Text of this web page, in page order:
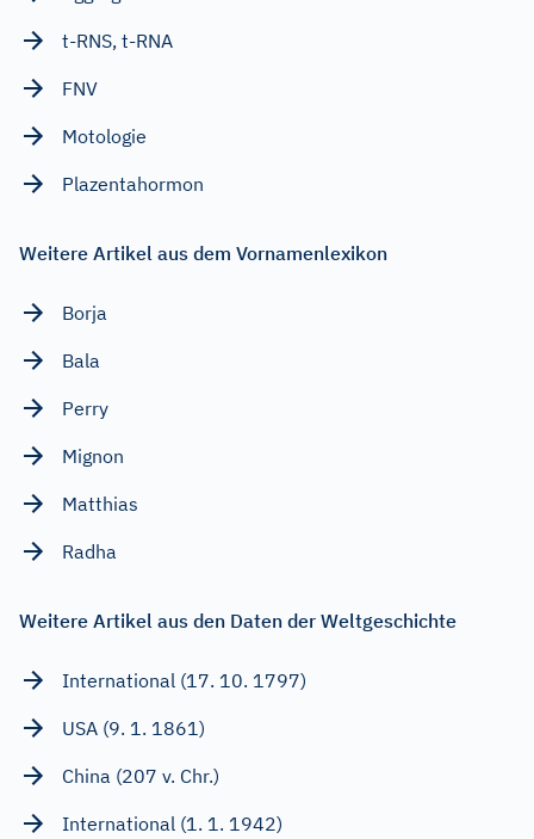
t-RNS, t-RNA
FNV
Motologie
Plazentahormon
Weitere Artikel aus dem Vornamenlexikon
Borja
Bala
Perry
Mignon
Matthias
Radha
Weitere Artikel aus den Daten der Weltgeschichte
International (17. 10. 1797)
USA (9. 1. 1861)
China (207 v. Chr.)
International (1. 1. 1942)